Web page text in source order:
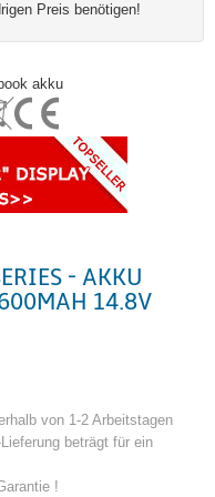
Preis benötigen!
- AKKU
14.8V
von 1-2 Arbeitstagen
beträgt für ein
!